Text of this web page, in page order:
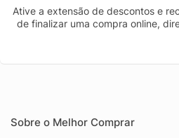
Ative a extensão de descontos e
de finalizar uma compra online,
Sobre o Melhor Comprar